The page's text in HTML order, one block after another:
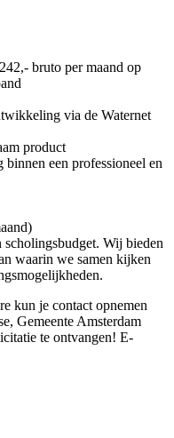
bruto per maand op
via de Waternet
product
een professioneel en
Wij bieden
waarin we samen kijken
kun je contact opnemen
Gemeente Amsterdam
te ontvangen! E-